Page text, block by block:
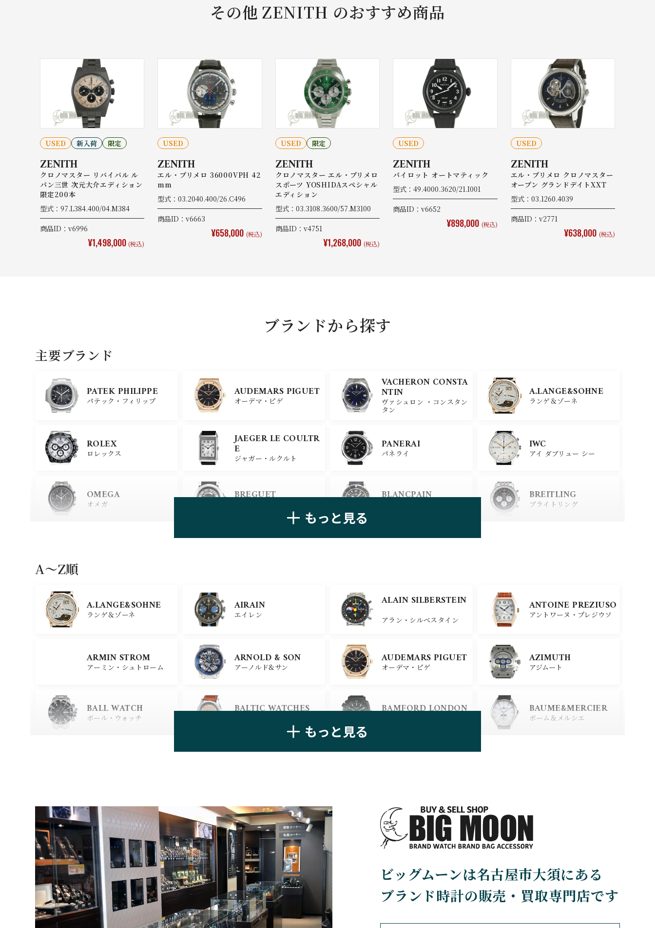
その他 ZENITH のおすすめ商品
USED 新入荷 限定
ZENITH
クロノマスター リバイバル ル
パン三世 次元大介エディション
限定200本
型式：97.L384.400/04.M384
商品ID：v6996
¥1,498,000 (税込)
USED
ZENITH
エル・プリメロ 36000VPH 42
mm
型式：03.2040.400/26.C496
商品ID：v6663
¥658,000 (税込)
USED 限定
ZENITH
クロノマスター エル・プリメロ
スポーツ YOSHIDAスペシャル
エディション
型式：03.3108.3600/57.M3100
商品ID：v4751
¥1,268,000 (税込)
USED
ZENITH
パイロット オートマティック
型式：49.4000.3620/21.I001
商品ID：v6652
¥898,000 (税込)
USED
ZENITH
エル・プリメロ クロノマスター
オープン グランドデイトXXT
型式：03.1260.4039
商品ID：v2771
¥638,000 (税込)
ブランドから探す
主要ブランド
PATEK PHILIPPE
パテック・フィリップ
AUDEMARS PIGUET
オーデマ・ピゲ
VACHERON CONSTA
NTIN
ヴァシュロン ・コンスタン
タン
A.LANGE&SOHNE
ランゲ＆ゾーネ
ROLEX
ロレックス
JAEGER LE COULTR
E
ジャガー・ルクルト
PANERAI
パネライ
IWC
アイ ダブリュー シー
OMEGA
オメガ
BREGUET BLANCPAIN BREITLING
ブライトリング
X
ジラール・ペルゴ
ユリスナルダン
BELL＆ROSS
ベル＆ロス ジン
カルティエ シャネル ショパール セイコー
グラスヒュッテ・オリジナ
ル
クロノスイス
アラン・シルベスタイン
シチズン
もっと見る
A〜Z順
A.LANGE&SOHNE
ランゲ＆ゾーネ
AIRAIN
エイレン
ALAIN SILBERSTEIN
アラン・シルベスタイン
ANTOINE PREZIUSO
アントワーヌ・プレジウソ
ARMIN STROM
アーミン・シュトローム
ARNOLD & SON
アーノルド&サン
AUDEMARS PIGUET
オーデマ・ピゲ
AZIMUTH
アジムート
BALL WATCH
ボール・ウォッチ
BALTIC WATCHES BAMFORD LONDON BAUME&MERCIER
ボーム＆メルシエ
BOVET
ボヴェ
BREGUET
ブレゲ
BREITLING
ブライトリング
shutte
BULOVA
ブローバ
BVLGARI
ブルガリ
CARL F. BUCHERER
カール F. ブヘラ
CARTIER
カルティエ
CASIO CEDRIC JOHNER
もっと見る
ビッグムーンは名古屋市大須にある
ブランド時計の販売・買取専門店です